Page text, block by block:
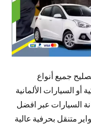
جميع أنواع
أو السيارات الألمانية
السيارات عبر افضل
متنقل بحرفية عالية